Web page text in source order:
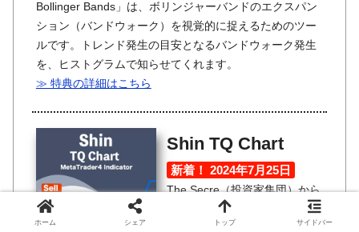
Bollinger Bands」は、ボリンジャーバンドのエクスパン
ション（バンドウォーク）を視覚的に捉えるためのツー
ルです。トレンド発生の目安となるバンドウォーク発生
を、ヒストグラムで知らせてくれます。
≫ 特典の詳細はこちら
Shin TQ Chart
新着！ 2024年7月25日
The Secre（投資家集団）から
の提供ツールです。トレンド
をどこまでも追いかけて利益
ホーム シェア トップ サイドバー